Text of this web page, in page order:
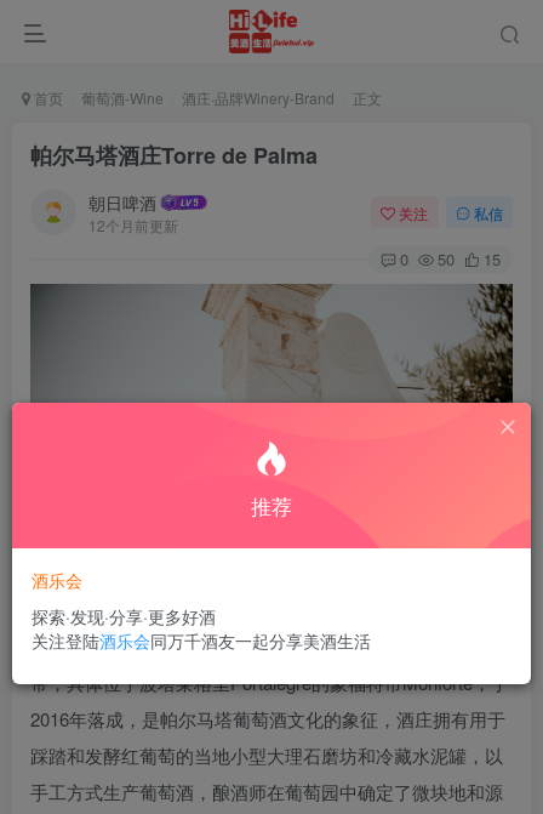
首页 葡萄酒-Wine 酒庄·品牌Winery-Brand 正文
帕尔马塔酒庄Torre de Palma
朝日啤酒
12个月前更新
关注 私信
0 50 15
帕尔马塔酒庄位于阿莲特如Alto Alentejo葡萄酒产区的中心地
带，具体位于波塔莱格里Portalegre的蒙福特市Monforte，于
2016年落成，是帕尔马塔葡萄酒文化的象征，酒庄拥有用于
踩踏和发酵红葡萄的当地小型大理石磨坊和冷藏水泥罐，以
手工方式生产葡萄酒，酿酒师在葡萄园中确定了微块地和源
推荐
酒乐会
探索·发现·分享·更多好酒
关注登陆酒乐会同万千酒友一起分享美酒生活